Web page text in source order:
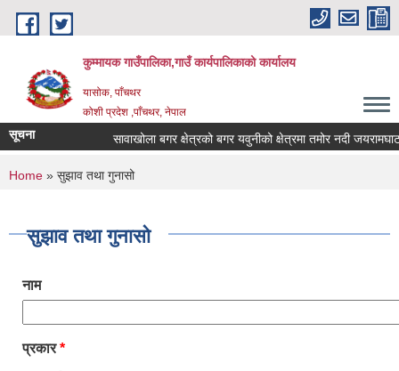
Skip to main content
कुम्मायक गाउँपालिका,गाउँ कार्यपालिकाको कार्यालय
यासोक, पाँचथर
कोशी प्रदेश ,पाँचथर, नेपाल
सूचना सावाखोला बगर क्षेत्रको बगर यवुनीको क्षेत्रमा तमोर नदी
You are here
Home » सुझाव तथा गुनासो
सुझाव तथा गुनासो
नाम
प्रकार*